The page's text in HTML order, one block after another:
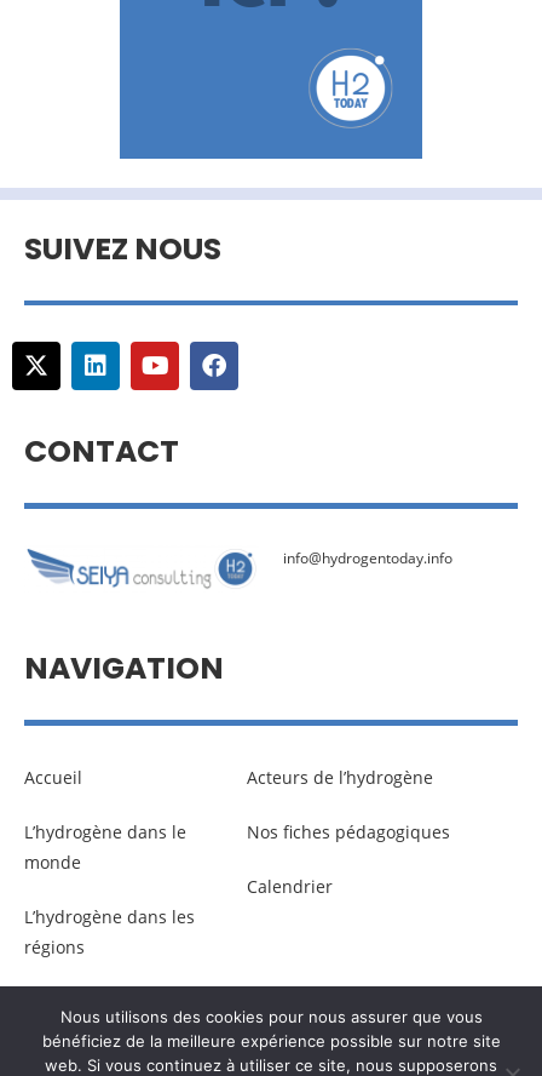
SUIVEZ NOUS
CONTACT
info@hydrogentoday.info
NAVIGATION
Accueil
L’hydrogène dans le
monde
L’hydrogène dans les
régions
Acteurs de l’hydrogène
Nos fiches pédagogiques
Calendrier
© Copyright –Communicaweb 2026
Nous utilisons des cookies pour nous assurer que vous
bénéficiez de la meilleure expérience possible sur notre site
web. Si vous continuez à utiliser ce site, nous supposerons